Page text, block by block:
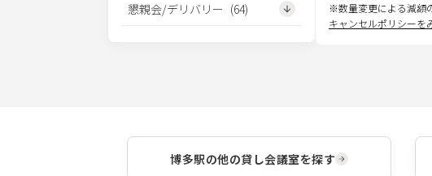
懇親会/デリバリー (64)
※数量変更による減額
キャンセルポリシーを
博多駅の他の貸し会議室を探す